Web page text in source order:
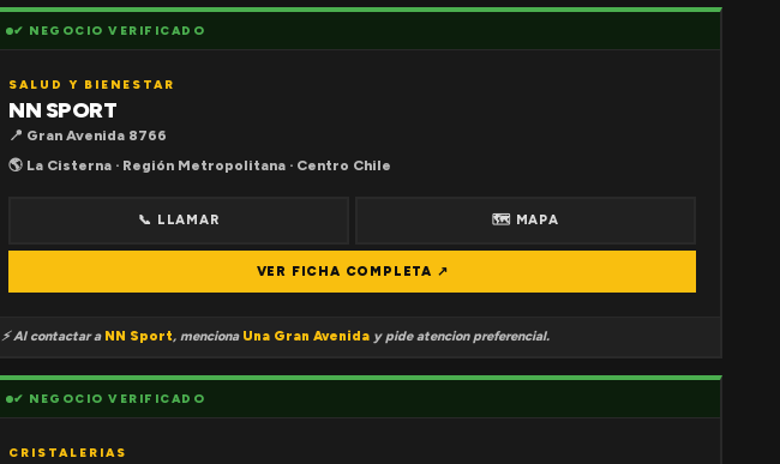
✔ NEGOCIO VERIFICADO
SALUD Y BIENESTAR
NN SPORT
📍 Gran Avenida 8766
🌎 La Cisterna · Región Metropolitana · Centro Chile
📞 LLAMAR 🗺 MAPA
VER FICHA COMPLETA ↗
⚡ Al contactar a NN Sport, menciona Una Gran Avenida y pide atencion preferencial.
✔ NEGOCIO VERIFICADO
CRISTALERIAS